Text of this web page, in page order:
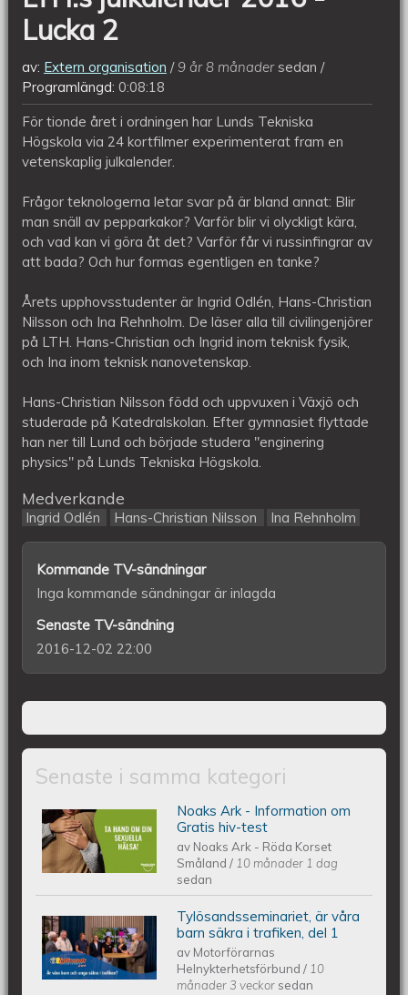
Lucka 2
av: Extern organisation 9 år 8 månadersedan
Programlängd: 0:08:18
För tionde året i ordningen har Lunds Tekniska
Högskola via 24 kortfilmer experimenterat fram en
vetenskaplig julkalender.
Frågor teknologerna letar svar på är bland annat: Blir
man snäll av pepparkakor? Varför blir vi olyckligt kära,
och vad kan vi göra åt det? Varför får vi russinfingrar av
att bada? Och hur formas egentligen en tanke?
Årets upphovsstudenter är Ingrid Odlén, Hans-Christian
Nilsson och Ina Rehnholm. De läser alla till civilingenjörer
på LTH. Hans-Christian och Ingrid inom teknisk fysik,
och Ina inom teknisk nanovetenskap.
Hans-Christian Nilsson född och uppvuxen i Växjö och
studerade på Katedralskolan. Efter gymnasiet flyttade
han ner till Lund och började studera "enginering
physics" på Lunds Tekniska Högskola.
Medverkande
Ingrid Odlén Hans-Christian Nilsson Ina Rehnholm
Kommande TV-sändningar
Inga kommande sändningar är inlagda
Senaste TV-sändning
2016-12-02 22:00
Senaste i samma kategori
Noaks Ark - Information på 6 språk
Noaks Ark - Information om
Gratis hiv-test
av Noaks Ark - Röda Korset
Småland/ 10 månader 1 dag
sedan
Tylösandsseminariet Studio. "Är våra
barn och unga säkra i trafiken?"
Tylösandsseminariet, är våra
barn säkra i trafiken, del 1
av Motorförarnas
Helnykterhetsförbund/ 10
månader 3 veckor sedan